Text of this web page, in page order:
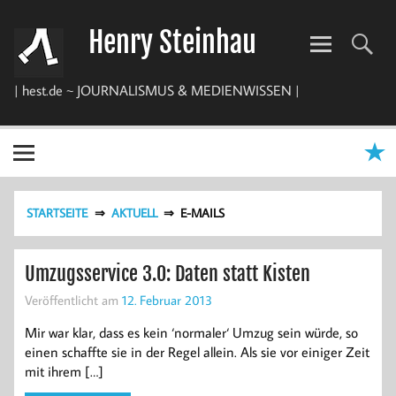
springen
Henry Steinhau
| hest.de ~ JOURNALISMUS & MEDIENWISSEN |
STARTSEITE AKTUELL E-MAILS
Umzugsservice 3.0: Daten statt Kisten
Veröffentlicht am 12. Februar 2013
Mir war klar, dass es kein ‘normaler‘ Umzug sein würde, so
einen schaffte sie in der Regel allein. Als sie vor einiger Zeit
mit ihrem […]